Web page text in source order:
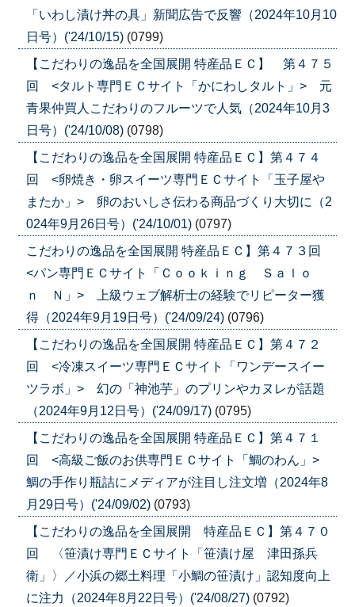
「いわし漬け丼の具」新聞広告で反響（2024年10月10
日号）('24/10/15) (0799)
【こだわりの逸品を全国展開 特産品ＥＣ】 第４７５
回 <タルト専門ＥＣサイト「かにわしタルト」> 元
青果仲買人こだわりのフルーツで人気（2024年10月3
日号）('24/10/08) (0798)
【こだわりの逸品を全国展開 特産品ＥＣ】第４７４
回 <卵焼き・卵スイーツ専門ＥＣサイト「玉子屋や
またか」> 卵のおいしさ伝わる商品づくり大切に（2
024年9月26日号）('24/10/01) (0797)
こだわりの逸品を全国展開 特産品ＥＣ】第４７３回
<パン専門ＥＣサイト「Ｃｏｏｋｉｎｇ Ｓａｌｏ
ｎ Ｎ」> 上級ウェブ解析士の経験でリピーター獲
得（2024年9月19日号）('24/09/24) (0796)
【こだわりの逸品を全国展開 特産品ＥＣ】第４７２
回 <冷凍スイーツ専門ＥＣサイト「ワンデースイー
ツラボ」> 幻の「神池芋」のプリンやカヌレが話題
（2024年9月12日号）('24/09/17) (0795)
【こだわりの逸品を全国展開 特産品ＥＣ】第４７１
回 <高級ご飯のお供専門ＥＣサイト「鯛のわん」>
鯛の手作り瓶詰にメディアが注目し注文増（2024年8
月29日号）('24/09/02) (0793)
【こだわりの逸品を全国展開 特産品ＥＣ】第４７０
回 〈笹漬け専門ＥＣサイト「笹漬け屋 津田孫兵
衛」〉／小浜の郷土料理「小鯛の笹漬け」認知度向上
に注力（2024年8月22日号）('24/08/27) (0792)